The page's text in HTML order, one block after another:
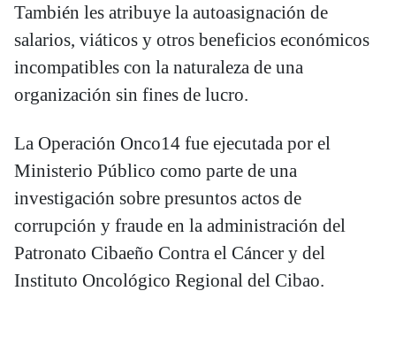
También les atribuye la autoasignación de
salarios, viáticos y otros beneficios económicos
incompatibles con la naturaleza de una
organización sin fines de lucro.
La Operación Onco14 fue ejecutada por el
Ministerio Público como parte de una
investigación sobre presuntos actos de
corrupción y fraude en la administración del
Patronato Cibaeño Contra el Cáncer y del
Instituto Oncológico Regional del Cibao.